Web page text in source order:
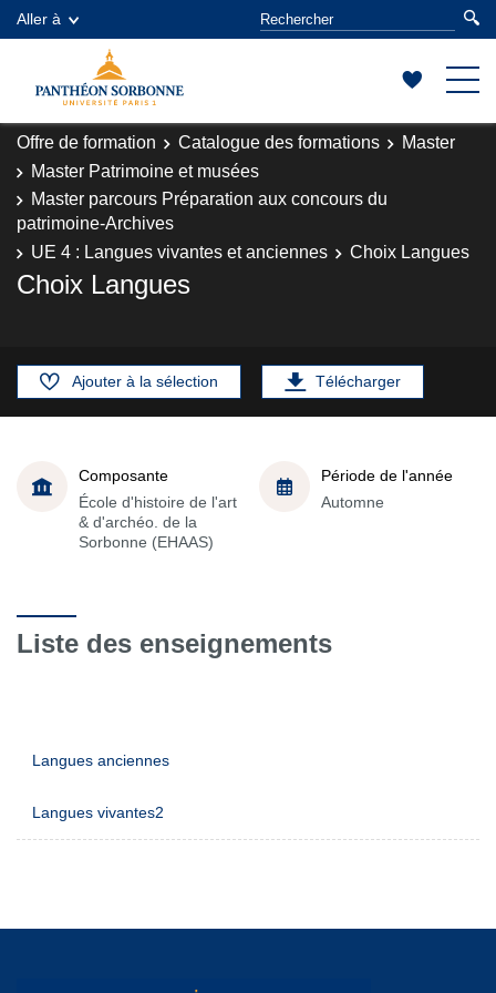
Aller à
Offre de formation Catalogue des formations
Master
Master Patrimoine et musées
Master parcours Préparation aux concours du
patrimoine-Archives
UE 4 : Langues vivantes et anciennes
Choix Langues
Choix Langues
Ajouter à la sélection Télécharger
Composante
École d'histoire de l'art
& d'archéo. de la
Sorbonne (EHAAS)
Période de l'année
Automne
Liste des enseignements
Langues anciennes
Langues vivantes2